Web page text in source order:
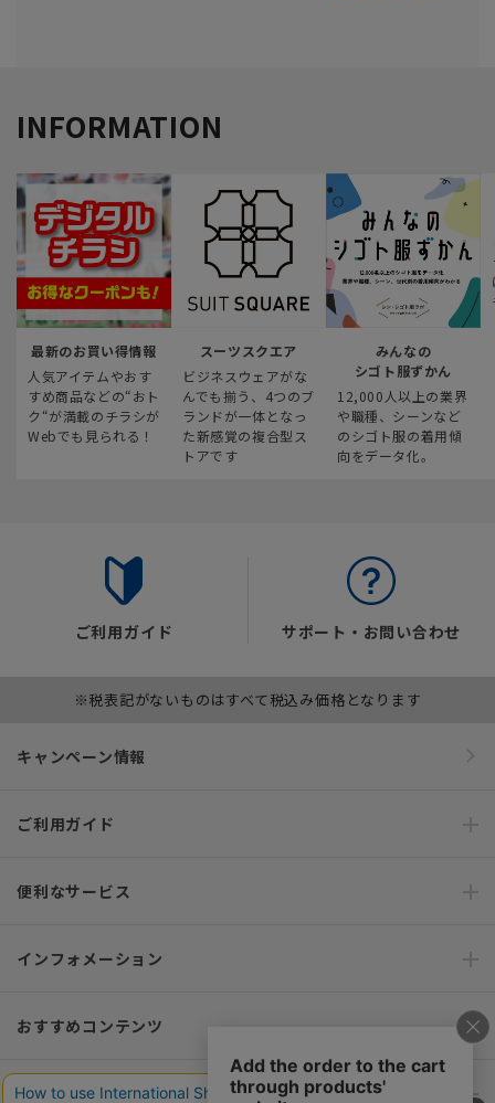
INFORMATION
最新のお買い得情報
人気アイテムやおす
すめ商品などの“おト
ク“が満載のチラシが
Webでも見られる！
スーツスクエア
ビジネスウェアがな
んでも揃う、4つのブ
ランドが一体となっ
た新感覚の複合型ス
トアです
みんなの
シゴト服ずかん
12,000人以上の業界
や職種、シーンなど
のシゴト服の着用傾
向をデータ化。
ご利用ガイド サポート・お問い合わせ
※税表記がないものはすべて税込み価格となります
キャンペーン情報
ご利用ガイド
便利なサービス
インフォメーション
おすすめコンテンツ
ポリシー・企業情報